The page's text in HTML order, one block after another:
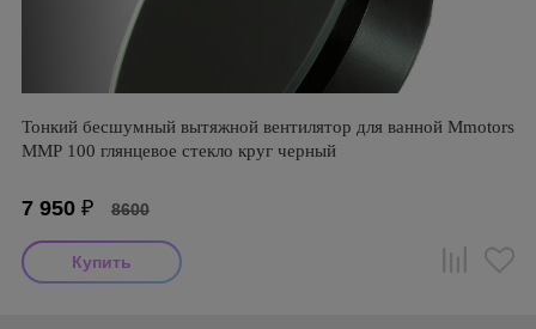
Тонкий бесшумный вытяжной вентилятор для ванной Mmotors
ММР 100 глянцевое стекло круг черный
7 950 ₽ 8600